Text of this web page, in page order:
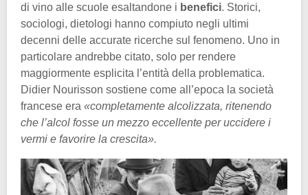
di vino alle scuole esaltandone i benefici. Storici,
sociologi, dietologi hanno compiuto negli ultimi
decenni delle accurate ricerche sul fenomeno. Uno in
particolare andrebbe citato, solo per rendere
maggiormente esplicita l’entità della problematica.
Didier Nourisson sostiene come all’epoca la società
francese era «completamente alcolizzata, ritenendo
che l’alcol fosse un mezzo eccellente per uccidere i
vermi e favorire la crescita».